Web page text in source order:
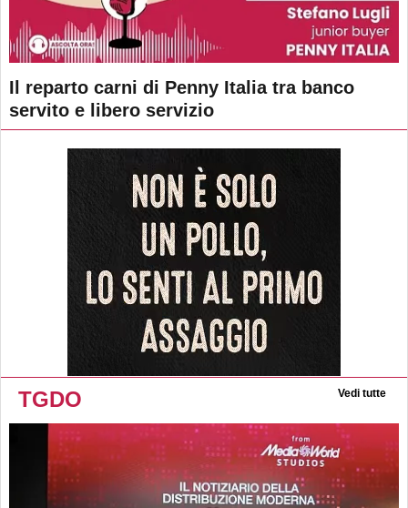
Il reparto carni di Penny Italia tra banco
servito e libero servizio
TGDO Vedi tutte